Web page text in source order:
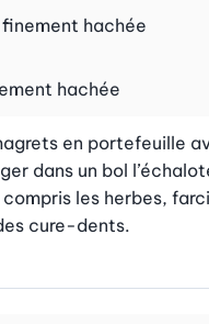
finement hachée
hachée
en portefeuille
dans un bol
les herbes,
cure-dents.